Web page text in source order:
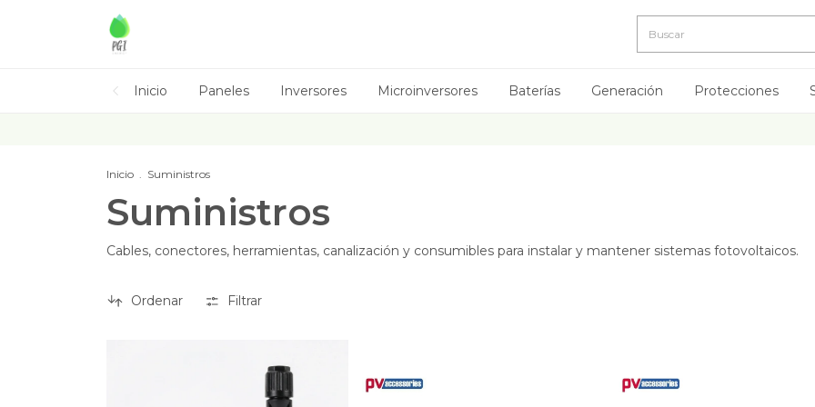
Inicio Paneles Inversores Microinversores Baterías Generación Protecciones
Inicio . Suministros
Suministros
Cables, conectores, herramientas, canalización y consumibles para instalar y mantener sistemas fotovoltaicos.
Ordenar Filtrar